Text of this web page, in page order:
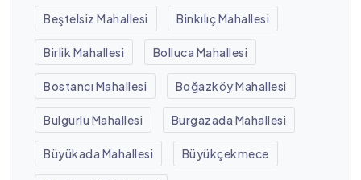
Beştelsiz Mahallesi Binkılıç Mahallesi
Birlik Mahallesi Bolluca Mahallesi
Bostancı Mahallesi Boğazköy Mahallesi
Bulgurlu Mahallesi Burgazada Mahallesi
Büyükada Mahallesi Büyükçekmece